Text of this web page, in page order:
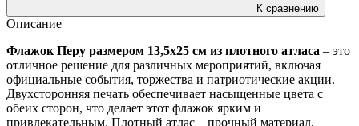
К сравнению
Описание
Флажок Перу размером 13,5х25 см из плотного атласа – это
отличное решение для различных мероприятий, включая
официальные события, торжества и патриотические акции.
Двухсторонняя печать обеспечивает насыщенные цвета с
обеих сторон, что делает этот флажок ярким и
привлекательным. Плотный атлас – прочный материал,